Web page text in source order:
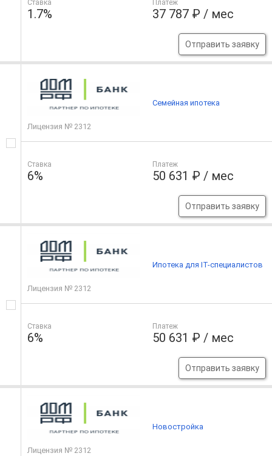
Ставка
1.7%
Платеж
37 787 ₽ / мес
Отправить заявку
Лицензия № 2312
Ставка
6%
Платеж
50 631 ₽ / мес
Отправить заявку
Семейная ипотека
Лицензия № 2312
Ставка
6%
Платеж
50 631 ₽ / мес
Отправить заявку
Ипотека для IT-специалистов
Лицензия № 2312
Новостройка